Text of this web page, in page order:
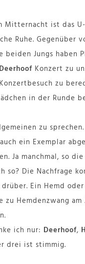
Mitternacht ist das
Ruhe. Gegenüber
Jungs haben
Deerhoof Konzert zu
zu
in der Runde
zu
ein Exemplar
Ja manchmal, so
Die Nachfrage
Ein Hemd
zu Hemdenzwang
ich nur: Deerhoof,
drei ist stimmig.